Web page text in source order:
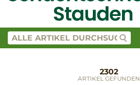
2302
ARTIKEL GEFUNDEN